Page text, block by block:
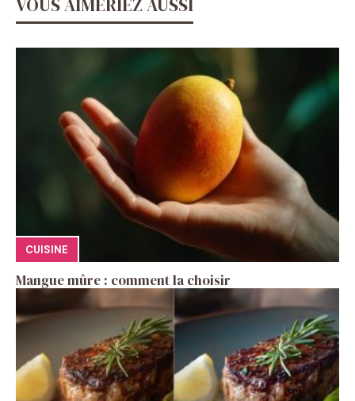
VOUS AIMERIEZ AUSSI
CUISINE
Mangue mûre : comment la choisir